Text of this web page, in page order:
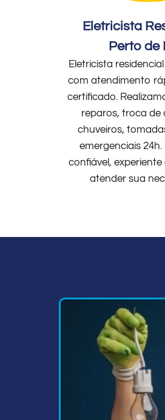
Eletricista
Perto de
Eletricista
com atendimento
certificado.
reparos, troca de
chuveiros,
emergenciais 24h.
confiável,
atender sua